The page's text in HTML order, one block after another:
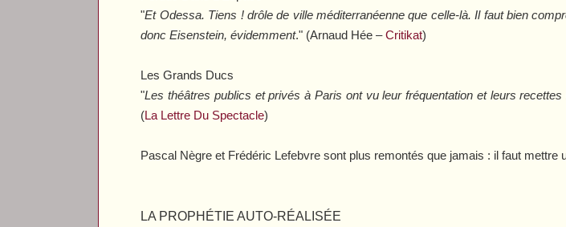
"Et Odessa. Tiens ! drôle de ville méditerranéenne que celle-là. Il faut bien
donc Eisenstein, évidemment." (Arnaud Hée –Critikat)
Les Grands Ducs
"Les théâtres publics et privés à Paris ont vu leur fréquentation et leurs
(La Lettre Du Spectacle)
Pascal Nègre et Frédéric Lefebvre sont plus remontés que jamais : il faut mettre
LA PROPHÉTIE AUTO-RÉALISÉE